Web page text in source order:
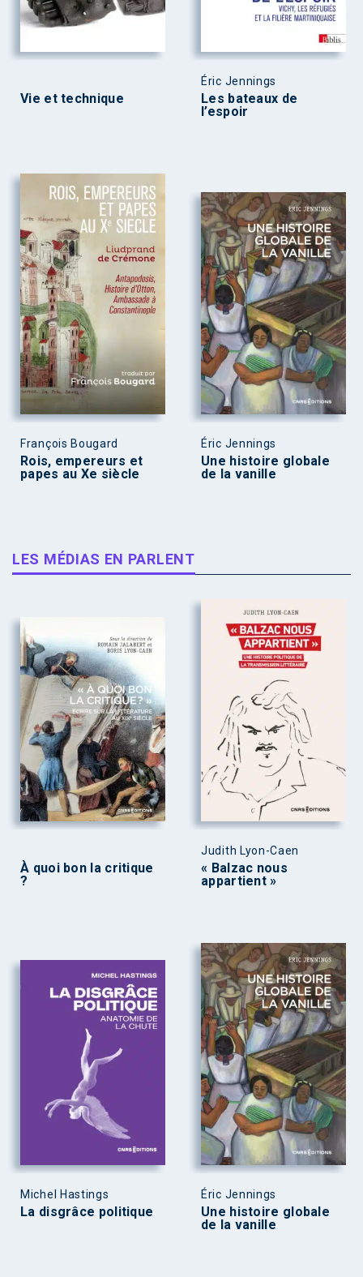
Vie et technique
Éric Jennings
Les bateaux de
l’espoir
François Bougard
Rois, empereurs et
papes au Xe siècle
Éric Jennings
Une histoire globale
de la vanille
LES MÉDIAS EN PARLENT
À quoi bon la critique
?
Judith Lyon-Caen
« Balzac nous
appartient »
Michel Hastings
La disgrâce politique
Éric Jennings
Une histoire globale
de la vanille